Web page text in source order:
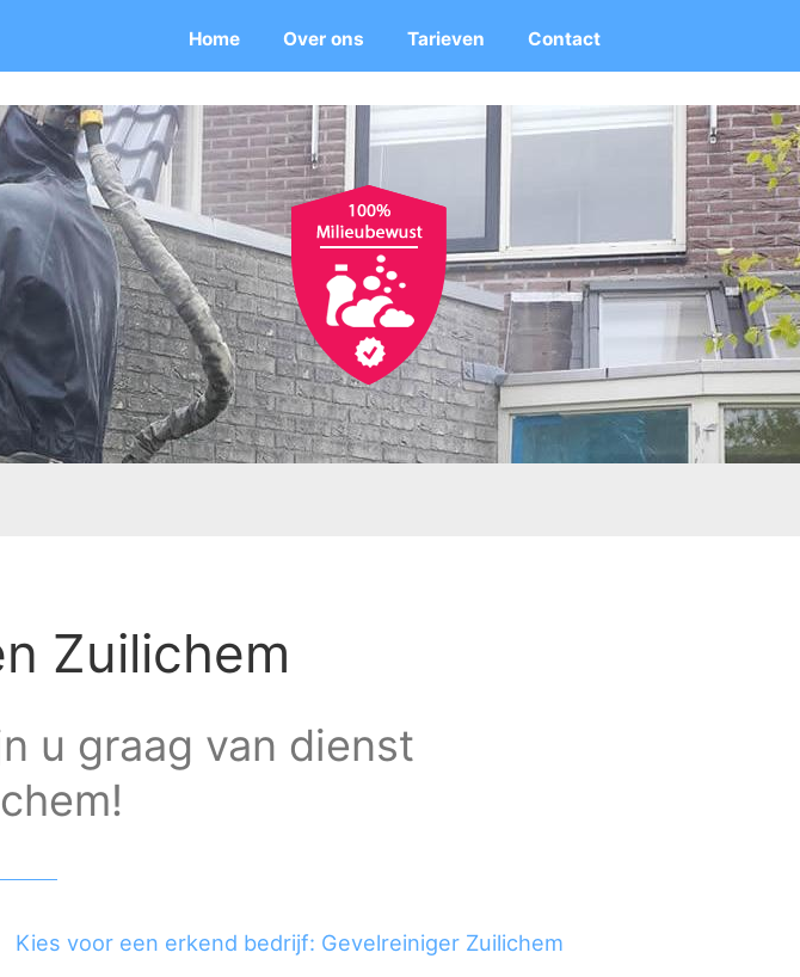
Home Over ons Tarieven Contact
Zuilichem
u graag van dienst
Kies voor een erkend bedrijf: Gevelreiniger Zuilichem